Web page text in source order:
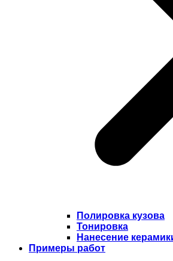
Полировка кузова
Тонировка
Нанесение
Примеры работ